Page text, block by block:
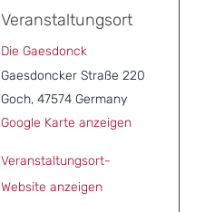
Veranstaltungsort
Die Gaesdonck
Gaesdoncker Straße 220
Goch, 47574 Germany
Google Karte anzeigen
Veranstaltungsort-
Website anzeigen